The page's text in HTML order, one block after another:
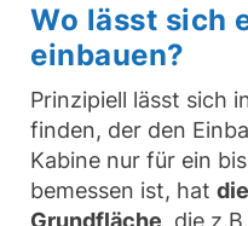
Wo lässt sich
einbauen?
Prinzipiell lässt sich
finden, der den
Kabine nur für ein
bemessen ist, hat
Grundfläche, die